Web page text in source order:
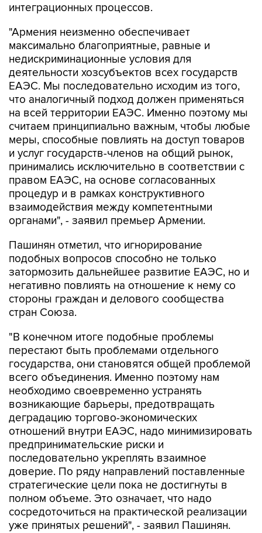
интеграционных процессов.
"Армения неизменно обеспечивает
максимально благоприятные, равные и
недискриминационные условия для
деятельности хозсубъектов всех государств
ЕАЭС. Мы последовательно исходим из того,
что аналогичный подход должен применяться
на всей территории ЕАЭС. Именно поэтому мы
считаем принципиально важным, чтобы любые
меры, способные повлиять на доступ товаров
и услуг государств-членов на общий рынок,
принимались исключительно в соответствии с
правом ЕАЭС, на основе согласованных
процедур и в рамках конструктивного
взаимодействия между компетентными
органами", - заявил премьер Армении.
Пашинян отметил, что игнорирование
подобных вопросов способно не только
затормозить дальнейшее развитие ЕАЭС, но и
негативно повлиять на отношение к нему со
стороны граждан и делового сообщества
стран Союза.
"В конечном итоге подобные проблемы
перестают быть проблемами отдельного
государства, они становятся общей проблемой
всего объединения. Именно поэтому нам
необходимо своевременно устранять
возникающие барьеры, предотвращать
деградацию торгово-экономических
отношений внутри ЕАЭС, надо минимизировать
предпринимательские риски и
последовательно укреплять взаимное
доверие. По ряду направлений поставленные
стратегические цели пока не достигнуты в
полном объеме. Это означает, что надо
сосредоточиться на практической реализации
уже принятых решений", - заявил Пашинян.